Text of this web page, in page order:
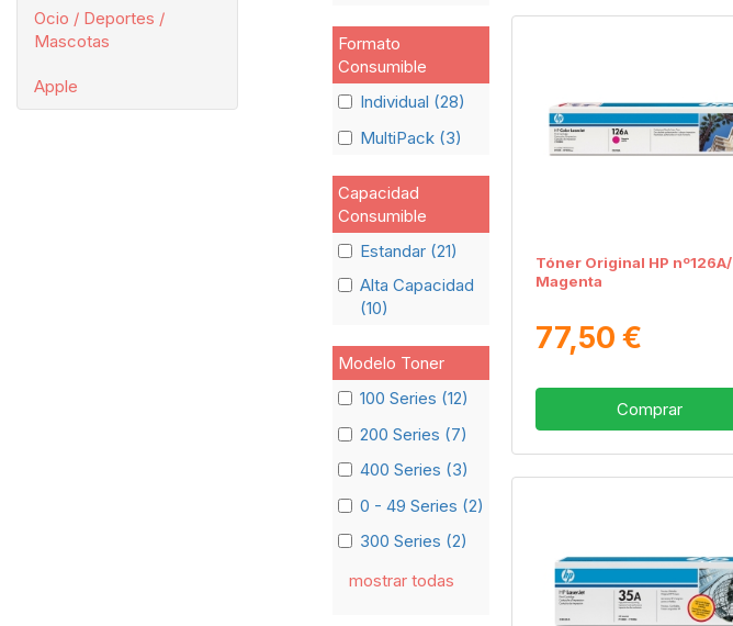
Ocio / Deportes /
Mascotas
Apple
Formato
Consumible
Individual (28)
MultiPack (3)
Capacidad
Consumible
Estandar (21)
Alta Capacidad
(10)
Modelo Toner
100 Series (12)
200 Series (7)
400 Series (3)
0 - 49 Series (2)
300 Series (2)
mostrar todas
Tóner Original HP nº126A/
Magenta
77,50 €
Comprar